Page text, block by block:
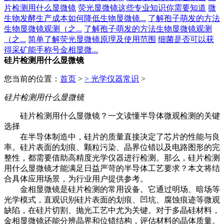
片检测用什么显微镜 荧光显微镜这些专业知识你需要知道 微
生物发酵生产成本如何降低生物显微镜... 了解孢子萌发的方法
生物显微镜观测（之... 了解孢子萌发的方法生物显微镜观测
（之... 简单了解荧光显微镜原理及使用范围 细菌是否可以获
得采矿能手称号金相显微...
硅片检测用什么显微镜
您当前的位置： 首页 > > 光学仪器常识 >
硅片检测用什么显微镜
硅片检测用什么显微镜？一文读懂半导体微观检测的关键
选择
在半导体制造中，硅片的质量直接决定了芯片的性能与良
率。硅片表面的划痕、颗粒污染、晶界位错以及电路图形的完
整性，都需要借助高精度光学仪器进行检测。那么，硅片检测
用什么显微镜才能满足日益严苛的半导体工艺要求？本文将结
合具体应用场景，为行业用户提供参考。
金相显微镜是硅片检测的常用设备。它通过明场、暗场等
光学模式，直观识别硅片表面的划痕、凹坑、腐蚀痕迹等微观
缺陷，在硅片切割、抛光工艺中尤为关键。对于多晶硅材料，
金相显微镜还能分辨晶界和位错结构，评估材料的晶体质量。